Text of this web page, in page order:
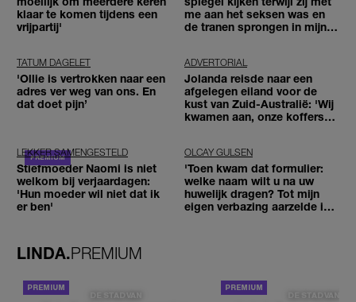
klaar te komen tijdens een
vrijpartij'
me aan het seksen was en
de tranen sprongen in mijn
TATUM DAGELET
'Ollie is vertrokken naar een
adres ver weg van ons. En
dat doet pijn’
ADVERTORIAL
Jolanda reisde naar een
afgelegen eiland voor de
kust van Zuid-Australië: 'Wij
kwamen aan, onze koffers
LEKKER SAMENGESTELD
Stiefmoeder Naomi is niet
welkom bij verjaardagen:
'Hun moeder wil niet dat ik
er ben'
OLCAY GULSEN
'Toen kwam dat formulier:
welke naam wilt u na uw
huwelijk dragen? Tot mijn
eigen verbazing aarzelde ik
LINDA.PREMIUM
DE STAD VAN DE STAD VAN